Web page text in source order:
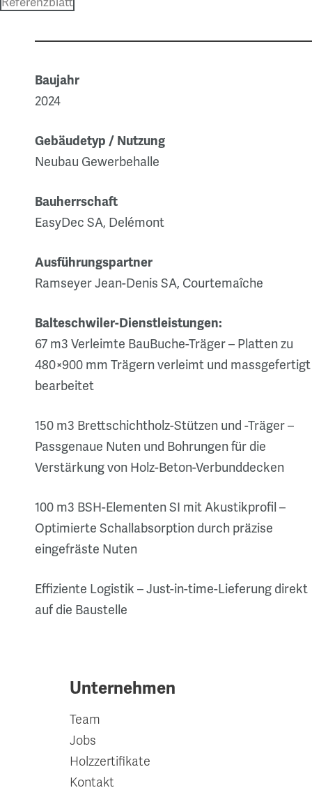
Baujahr
2024
Gebäudetyp / Nutzung
Neubau Gewerbehalle
Bauherrschaft
EasyDec SA, Delémont
Ausführungspartner
Ramseyer Jean-Denis SA, Courtemaîche
Balteschwiler-Dienstleistungen:
67 m3 Verleimte BauBuche-Träger – Platten zu
480×900 mm Trägern verleimt und massgefertigt
bearbeitet
150 m3 Brettschichtholz-Stützen und -Träger –
Passgenaue Nuten und Bohrungen für die
Verstärkung von Holz-Beton-Verbunddecken
100 m3 BSH-Elementen SI mit Akustikprofil –
Optimierte Schallabsorption durch präzise
eingefräste Nuten
Effiziente Logistik – Just-in-time-Lieferung direkt
auf die Baustelle
Unternehmen
Team
Jobs
Holzzertifikate
Kontakt